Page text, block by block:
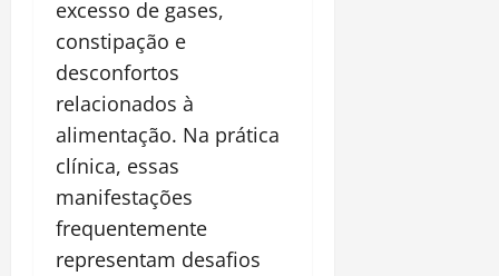
excesso de gases,
constipação e
desconfortos
relacionados à
alimentação. Na prática
clínica, essas
manifestações
frequentemente
representam desafios